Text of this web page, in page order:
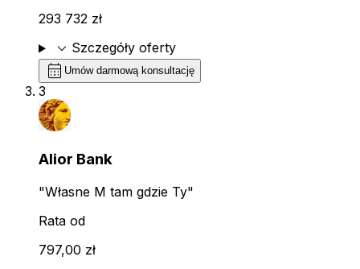
293 732 zł
expand_more Szczegóły oferty
calendar_month Umów darmową konsultację
3
Alior Bank
"Własne M tam gdzie Ty"
Rata od
797,00 zł